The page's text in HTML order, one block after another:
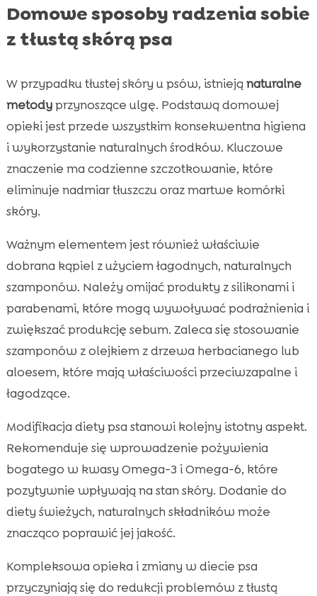
Domowe sposoby radzenia sobie
z tłustą skórą psa
W przypadku tłustej skóry u psów, istnieją naturalne
metodyprzynoszące ulgę. Podstawą domowej
opieki jest przede wszystkim konsekwentna higiena
i wykorzystanie naturalnych środków. Kluczowe
znaczenie ma codzienne szczotkowanie, które
eliminuje nadmiar tłuszczu oraz martwe komórki
skóry.
Ważnym elementem jest również właściwie
dobrana kąpiel z użyciem łagodnych, naturalnych
szamponów. Należy omijać produkty z silikonami i
parabenami, które mogą wywoływać podrażnienia i
zwiększać produkcję sebum. Zaleca się stosowanie
szamponów z olejkiem z drzewa herbacianego lub
aloesem, które mają właściwości przeciwzapalne i
łagodzące.
Modifikacja diety psa stanowi kolejny istotny aspekt.
Rekomenduje się wprowadzenie pożywienia
bogatego w kwasy Omega-3 i Omega-6, które
pozytywnie wpływają na stan skóry. Dodanie do
diety świeżych, naturalnych składników może
znacząco poprawić jej jakość.
Kompleksowa opieka i zmiany w diecie psa
przyczyniają się do redukcji problemów z tłustą